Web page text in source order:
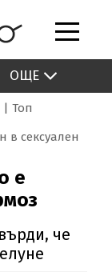
ОЩЕ
Топ
в сексуален
е
че